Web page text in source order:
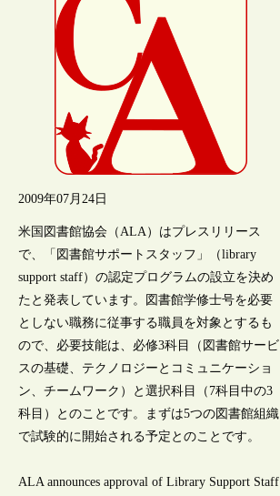
2009年07月24日
米国図書館協会（ALA）はプレスリリース
で、「図書館サポートスタッフ」（library
support staff）の認定プログラムの設立を決め
たと発表しています。図書館学修士号を必要
としない職務に従事する職員を対象とするも
ので、必要技能は、必修3科目（図書館サービ
スの基礎、テクノロジーとコミュニケーショ
ン、チームワーク）と選択科目（7科目中の3
科目）とのことです。まずは5つの図書館組織
で試験的に開始される予定とのことです。
ALA announces approval of Library Support Staff